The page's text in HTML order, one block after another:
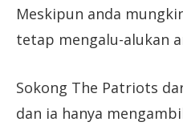
Meskipun anda
tetap mengalu-alukan
Sokong The Patriots
dan ia hanya